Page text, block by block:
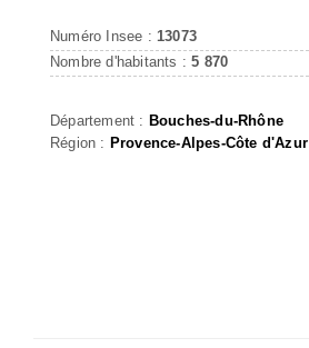
Numéro Insee : 13073
Nombre d'habitants :5 870
Département : Bouches-du-Rhône
Région : Provence-Alpes-Côte d'Azur